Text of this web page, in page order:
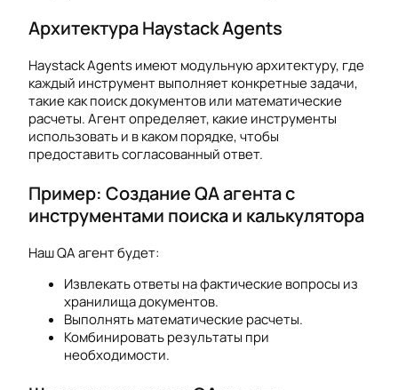
Архитектура Haystack Agents
Haystack Agents имеют модульную архитектуру, где
каждый инструмент выполняет конкретные задачи,
такие как поиск документов или математические
расчеты. Агент определяет, какие инструменты
использовать и в каком порядке, чтобы
предоставить согласованный ответ.
Пример: Создание QA агента с
инструментами поиска и калькулятора
Наш QA агент будет:
Извлекать ответы на фактические вопросы из
хранилища документов.
Выполнять математические расчеты.
Комбинировать результаты при
необходимости.